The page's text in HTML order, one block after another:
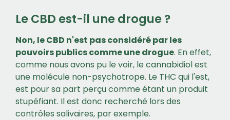
Le CBD est-il une drogue ?
Non, le CBD n'est pas considéré par les
pouvoirs publics comme une drogue. En effet,
comme nous avons pu le voir, le cannabidiol est
une molécule non-psychotrope. Le THC qui l'est,
est pour sa part perçu comme étant un produit
stupéfiant. Il est donc recherché lors des
contrôles salivaires, par exemple.